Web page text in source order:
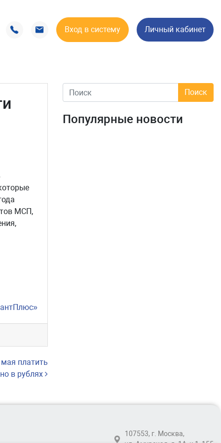
Вход в систему Личный кабинет
МСП,
платить
в рублях
Популярные новости
107553, г. Москва,